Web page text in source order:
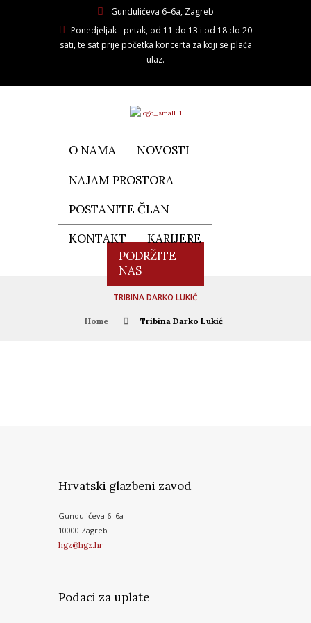
Gundulićeva 6–6a, Zagreb
Ponedjeljak - petak, od 11 do 13 i od 18 do 20
sati, te sat prije početka koncerta za koji se plaća
ulaz.
O NAMA
NOVOSTI
NAJAM PROSTORA
POSTANITE ČLAN
KONTAKT
KARIJERE
PODRŽITE
NAS
TRIBINA DARKO LUKIĆ
Home Tribina Darko Lukić
Hrvatski glazbeni zavod
Gundulićeva 6–6a
10000 Zagreb
hgz@hgz.hr
Podaci za uplate